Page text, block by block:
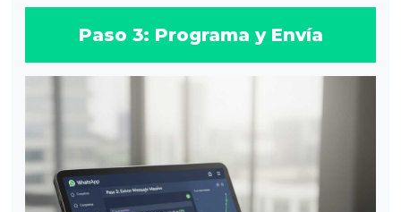
Paso 3: Programa y Envía